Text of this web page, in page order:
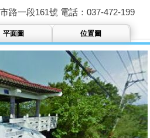
路一段161號 電話：037-472-199
平面圖 位置圖